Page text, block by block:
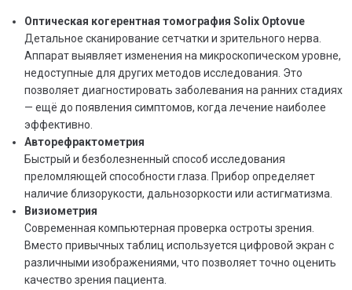
Оптическая когерентная томография Solix Optovue
Детальное сканирование сетчатки и зрительного нерва.
Аппарат выявляет изменения на микроскопическом уровне,
недоступные для других методов исследования. Это
позволяет диагностировать заболевания на ранних стадиях
— ещё до появления симптомов, когда лечение наиболее
эффективно.
Авторефрактометрия
Быстрый и безболезненный способ исследования
преломляющей способности глаза. Прибор определяет
наличие близорукости, дальнозоркости или астигматизма.
Визиометрия
Современная компьютерная проверка остроты зрения.
Вместо привычных таблиц используется цифровой экран с
различными изображениями, что позволяет точно оценить
качество зрения пациента.